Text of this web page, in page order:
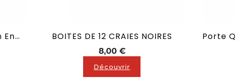
Bridge Ou Reposoir Laiton En X BOITES DE 12 CRAIES NOIRES
8,00 €Prix
Découvrir